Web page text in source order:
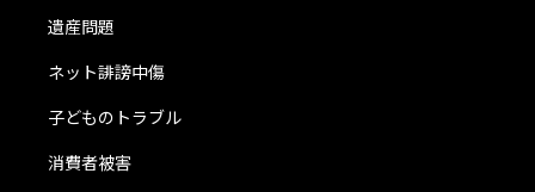
遺産問題
ネット誹謗中傷
子どものトラブル
消費者被害